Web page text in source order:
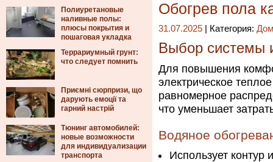
Полиуретановые
наливные полы:
плюсы покрытия и
пошаговая укладка
Террариумный грунт:
что следует помнить
Приємні сюрпризи, що
дарують емоції та
гарний настрій
Тюнинг автомобилей:
новые возможности
для индивидуализации
транспорта
Обогрев пола
31.07.2025 | Категория:
Выбор системы
Для повышения
электрическое
равномерное
что уменьшает
Водяное
Использует контур